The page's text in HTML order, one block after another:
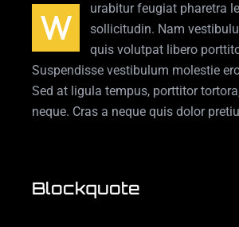
W
urabitur feugiat pharetra
sollicitudin. Nam
quis volutpat libero
Suspendisse vestibulum molestie
Sed at ligula tempus, porttitor
neque. Cras a neque quis dolor
Blockquote